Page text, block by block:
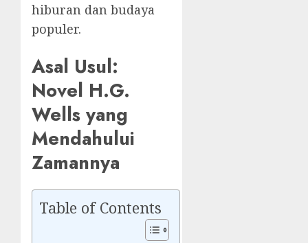
hiburan dan budaya
populer.
Asal Usul:
Novel H.G.
Wells yang
Mendahului
Zamannya
Table of Contents